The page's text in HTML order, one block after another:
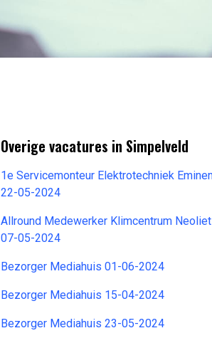
Overige vacatures in Simpelveld
1e Servicemonteur Elektrotechniek
22-05-2024
Allround Medewerker Klimcentrum
07-05-2024
Bezorger Mediahuis 01-06-2024
Bezorger Mediahuis 15-04-2024
Bezorger Mediahuis 23-05-2024